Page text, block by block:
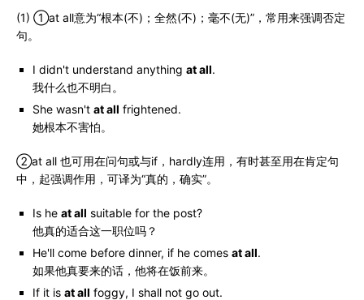
(1) ①at all意为“根本(不)；全然(不)；毫不(无)”，常用来强调否定
句。
I didn't understand anything at all.
我什么也不明白。
She wasn't at all frightened.
她根本不害怕。
②at all 也可用在问句或与if，hardly连用，有时甚至用在肯定句
中，起强调作用，可译为“真的，确实”。
Is he at all suitable for the post?
他真的适合这一职位吗？
He'll come before dinner, if he comes at all.
如果他真要来的话，他将在饭前来。
If it is at all foggy, I shall not go out.